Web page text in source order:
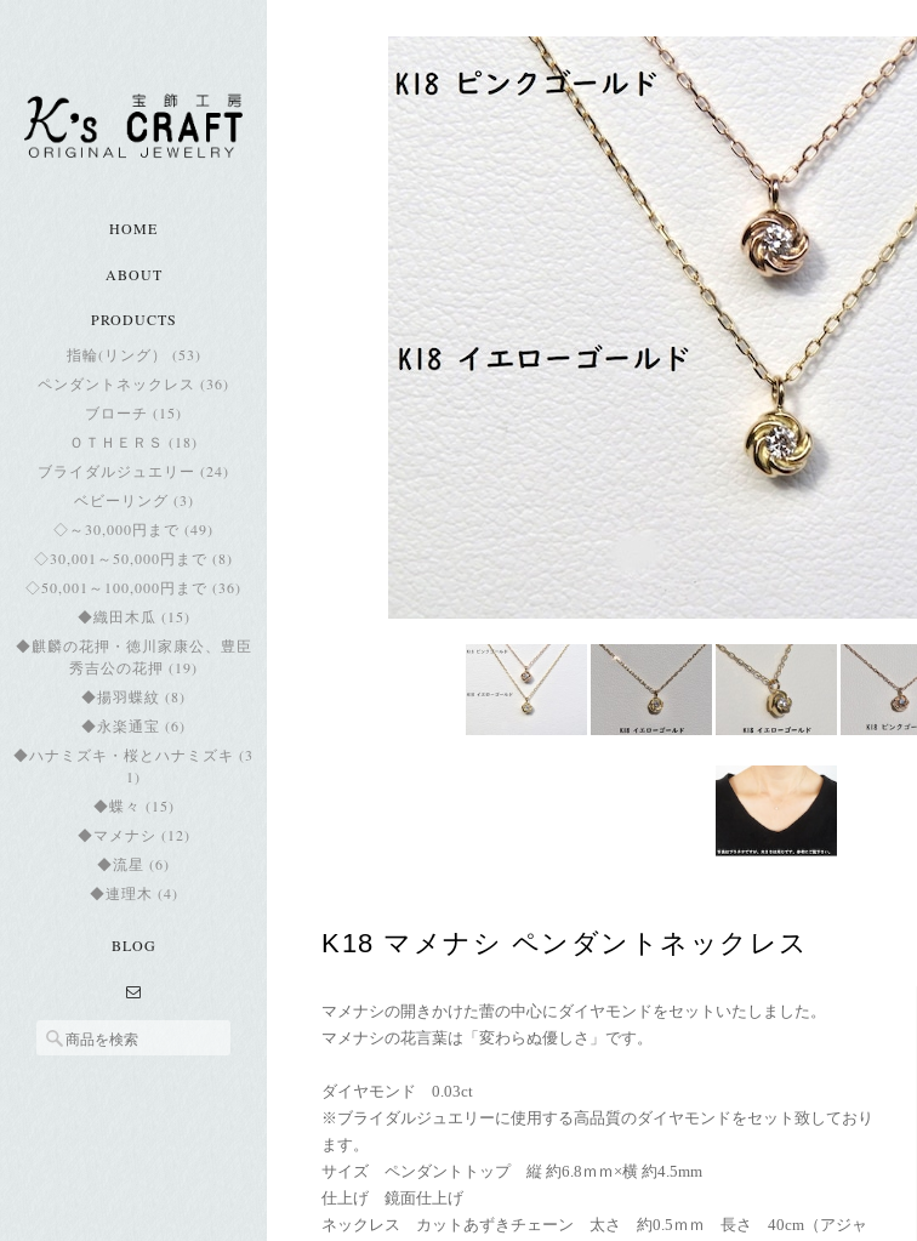
HOME
ABOUT
PRODUCTS
指輪(リング） (53)
ペンダントネックレス (36)
ブローチ (15)
ＯＴＨＥＲＳ (18)
ブライダルジュエリー (24)
ベビーリング (3)
◇～30,000円まで (49)
◇30,001～50,000円まで (8)
◇50,001～100,000円まで (36)
◆織田木瓜 (15)
◆麒麟の花押・徳川家康公、豊臣
秀吉公の花押 (19)
◆揚羽蝶紋 (8)
◆永楽通宝 (6)
◆ハナミズキ・桜とハナミズキ (3
1)
◆蝶々 (15)
◆マメナシ (12)
◆流星 (6)
◆連理木 (4)
BLOG K18 マメナシ ペンダントネックレス
マメナシの開きかけた蕾の中心にダイヤモンドをセットいたしました。
マメナシの花言葉は「変わらぬ優しさ」です。
ダイヤモンド 0.03ct
※ブライダルジュエリーに使用する高品質のダイヤモンドをセット致しており
ます。
サイズ ペンダントトップ 縦 約6.8ｍｍ×横 約4.5mm
仕上げ 鏡面仕上げ
ネックレス カットあずきチェーン 太さ 約0.5ｍｍ 長さ 40cm（アジャ